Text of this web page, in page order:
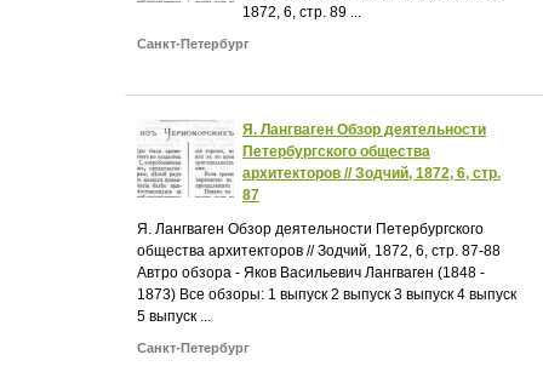
1872, 6, стр. 89 ...
Санкт-Петербург
Я. Лангваген Обзор деятельности
Петербургского общества
архитекторов // Зодчий, 1872, 6, стр.
87
Я. Лангваген Обзор деятельности Петербургского
общества архитекторов // Зодчий, 1872, 6, стр. 87-88
Автро обзора - Яков Васильевич Лангваген (1848 -
1873) Все обзоры: 1 выпуск 2 выпуск 3 выпуск 4 выпуск
5 выпуск ...
Санкт-Петербург